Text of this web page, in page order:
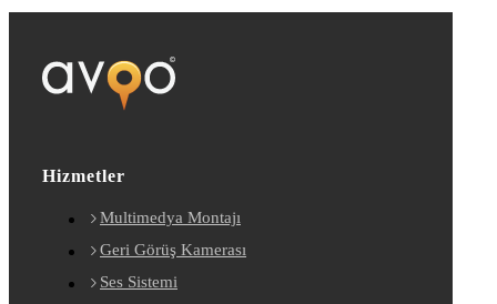
Hizmetler
Multimedya Montajı
Geri Görüş Kamerası
Ses Sistemi